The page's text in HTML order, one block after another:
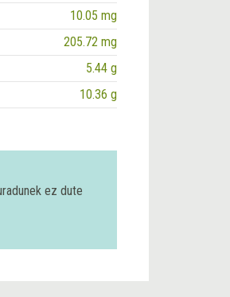
10.05 mg
205.72 mg
5.44 g
10.36 g
ez dute